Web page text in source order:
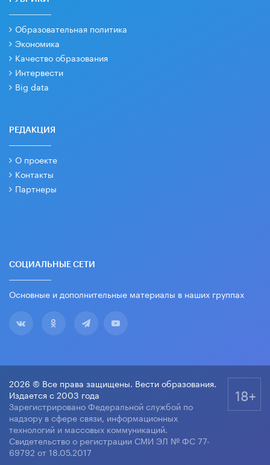
Образовательная политика
Экономика
Качество образования
Интервести
Big data
РЕДАКЦИЯ
О проекте
Контакты
Партнеры
СОЦИАЛЬНЫЕ СЕТИ
Основные и дополнительные материалы в наших группах
2026 © Все права защищены. Вести образования.
Издается с 2003 года
Зарегистрировано Федеральной службой по
надзору в сфере связи, информационных
технологий и массовых коммуникаций.
Свидетельство о регистрации СМИ ЭЛ № ФС 77-
69792 от 18.05.2017
18+